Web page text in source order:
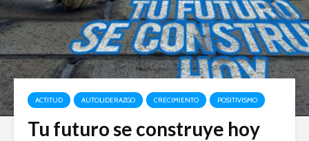
ACTITUD AUTOLIDERAZGO CRECIMIENTO POSITIVISMO
Tu futuro se construye hoy